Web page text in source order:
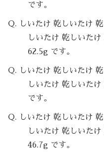
です。
Q. しいたけ 乾しいたけ
しいたけ 乾しいた
62.5g です。
Q. しいたけ 乾しいたけ
しいたけ 乾しいた
です。
Q. しいたけ 乾しいたけ
しいたけ 乾しいた
46.7g です。